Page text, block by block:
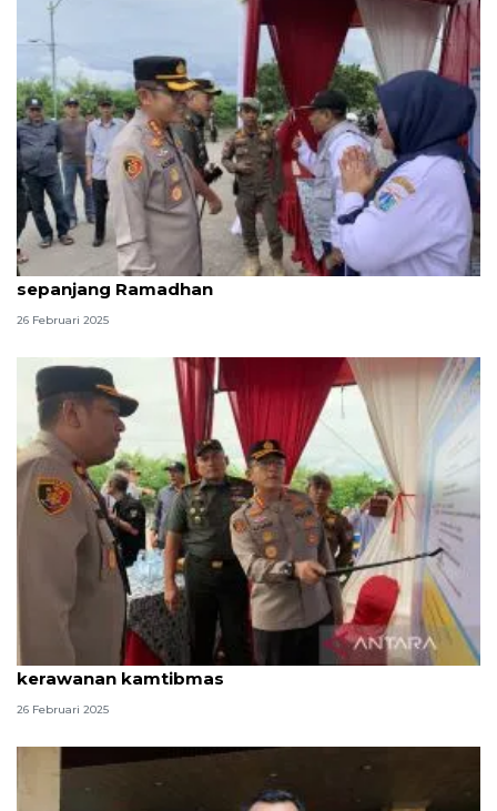
Polres Jakut gandeng ulama cegah tawuran
sepanjang Ramadhan
26 Februari 2025
Kepolisian dirikan 21 pos pantau untuk antisipasi
kerawanan kamtibmas
26 Februari 2025